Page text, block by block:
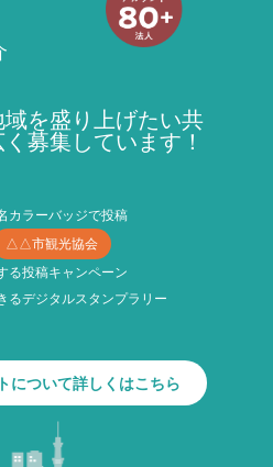
域を盛り上げたい共
募集しています！
カラーバッジで投稿
△△市観光協会
る投稿キャンペーン
るデジタルスタンプラリー
について詳しくはこちら